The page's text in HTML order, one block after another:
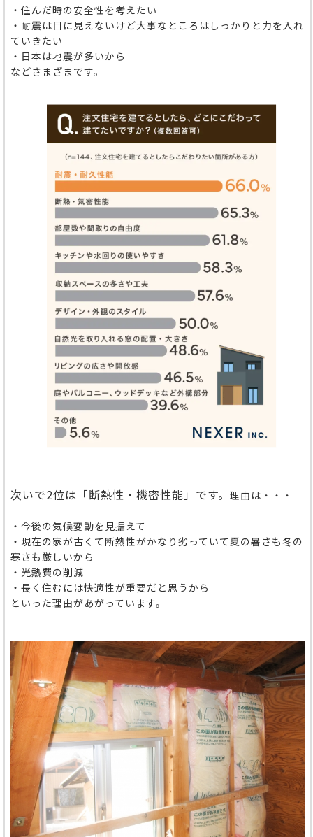
・住んだ時の安全性を考えたい
・耐震は目に見えないけど大事なところはしっかりと力を入れ
ていきたい
・日本は地震が多いから
などさまざまです。
次いで2位は「断熱性・機密性能」です。 理由は・・・
・今後の気候変動を見据えて
・現在の家が古くて断熱性がかなり劣っていて夏の暑さも冬の
寒さも厳しいから
・光熱費の削減
・長く住むには快適性が重要だと思うから
といった理由があがっています。